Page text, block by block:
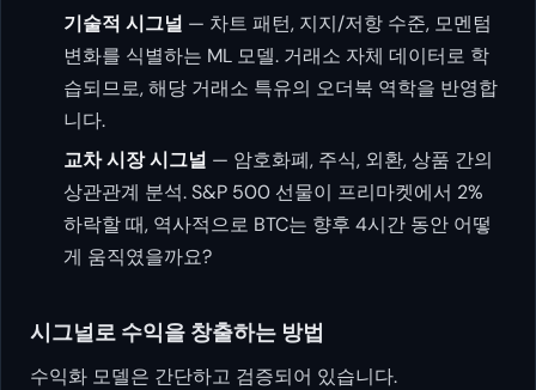
기술적 시그널 — 차트 패턴, 지지/저항 수준, 모멘텀
변화를 식별하는 ML 모델. 거래소 자체 데이터로 학
습되므로, 해당 거래소 특유의 오더북 역학을 반영합
니다.
교차 시장 시그널 — 암호화폐, 주식, 외환, 상품 간의
상관관계 분석. S&P 500 선물이 프리마켓에서 2%
하락할 때, 역사적으로 BTC는 향후 4시간 동안 어떻
게 움직였을까요?
시그널로 수익을 창출하는 방법
수익화 모델은 간단하고 검증되어 있습니다.